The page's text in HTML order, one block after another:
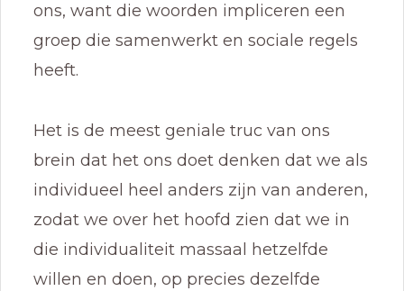
ons, want die woorden impliceren een
groep die samenwerkt en sociale regels
heeft.
Het is de meest geniale truc van ons
brein dat het ons doet denken dat we als
individueel heel anders zijn van anderen,
zodat we over het hoofd zien dat we in
die individualiteit massaal hetzelfde
willen en doen, op precies dezelfde